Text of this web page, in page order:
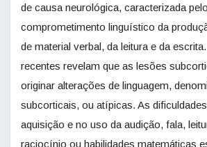
de causa neurológica, caracterizada pelo
comprometimento linguístico da
de material verbal, da leitura e da
recentes revelam que as lesões
originar alterações de linguagem,
subcorticais, ou atípicas. As
aquisição e no uso da audição, fala,
raciocínio ou habilidades matemáticas